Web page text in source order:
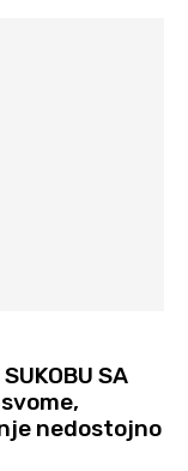
SA
nedostojno